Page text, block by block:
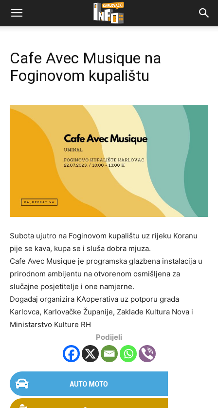
Cafe Avec Musique na
Foginovom kupalištu
Subota ujutro na Foginovom kupalištu uz rijeku Koranu
pije se kava, kupa se i sluša dobra mjuza.
Cafe Avec Musique je programska glazbena instalacija u
prirodnom ambijentu na otvorenom osmišljena za
slučajne posjetitelje i one namjerne.
Događaj organizira KAoperativa uz potporu grada
Karlovca, Karlovačke Županije, Zaklade Kultura Nova i
Ministarstvo Kulture RH
Podijeli